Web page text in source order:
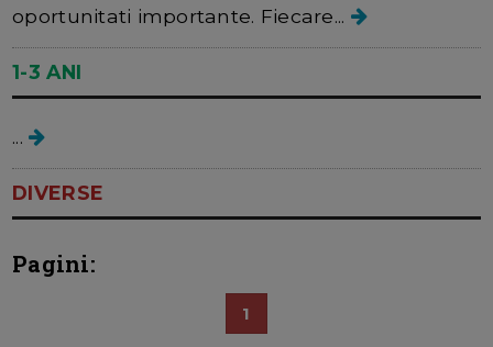
oportunitati importante. Fiecare...
1-3 ANI
...
DIVERSE
Pagini:
1